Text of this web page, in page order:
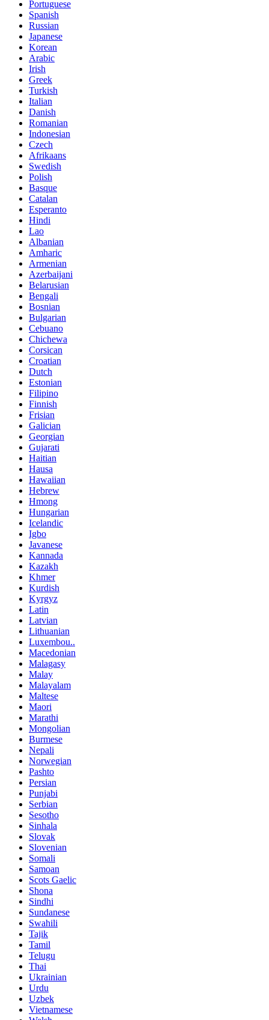
Portuguese
Spanish
Russian
Japanese
Korean
Arabic
Irish
Greek
Turkish
Italian
Danish
Romanian
Indonesian
Czech
Afrikaans
Swedish
Polish
Basque
Catalan
Esperanto
Hindi
Lao
Albanian
Amharic
Armenian
Azerbaijani
Belarusian
Bengali
Bosnian
Bulgarian
Cebuano
Chichewa
Corsican
Croatian
Dutch
Estonian
Filipino
Finnish
Frisian
Galician
Georgian
Gujarati
Haitian
Hausa
Hawaiian
Hebrew
Hmong
Hungarian
Icelandic
Igbo
Javanese
Kannada
Kazakh
Khmer
Kurdish
Kyrgyz
Latin
Latvian
Lithuanian
Luxembou..
Macedonian
Malagasy
Malay
Malayalam
Maltese
Maori
Marathi
Mongolian
Burmese
Nepali
Norwegian
Pashto
Persian
Punjabi
Serbian
Sesotho
Sinhala
Slovak
Slovenian
Somali
Samoan
Scots Gaelic
Shona
Sindhi
Sundanese
Swahili
Tajik
Tamil
Telugu
Thai
Ukrainian
Urdu
Uzbek
Vietnamese